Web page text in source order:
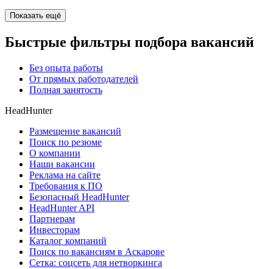
Показать ещё
Быстрые фильтры подбора вакансий
Без опыта работы
От прямых работодателей
Полная занятость
HeadHunter
Размещение вакансий
Поиск по резюме
О компании
Наши вакансии
Реклама на сайте
Требования к ПО
Безопасный HeadHunter
HeadHunter API
Партнерам
Инвесторам
Каталог компаний
Поиск по вакансиям в Аскарове
Сетка: соцсеть для нетворкинга